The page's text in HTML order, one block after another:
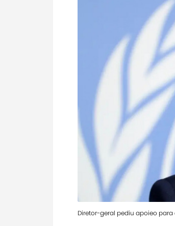
Diretor-geral pediu apoieo